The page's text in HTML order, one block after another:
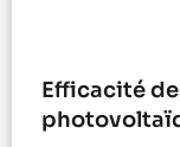
Efficacité